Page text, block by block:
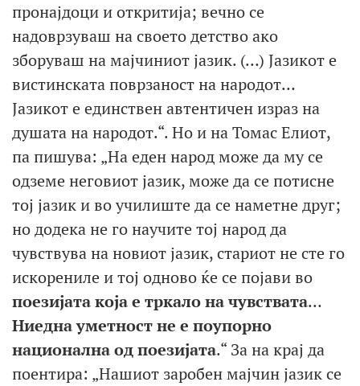
пронајдоци и откритија; вечно се
надоврзуваш на своето детство ако
зборуваш на мајчиниот јазик. (…) Јазикот е
вистинската поврзаност на народот…
Јазикот е единствен автентичен израз на
душата на народот.“. Но и на Томас Елиот,
па пишува: „На еден народ може да му се
одземе неговиот јазик, може да се потисне
тој јазик и во училиште да се наметне друг;
но додека не го научите тој народ да
чувствува на новиот јазик, стариот не сте го
искорениле и тој одново ќе се појави во
поезијата која е тркало на чувствата…
Ниедна уметност не е поупорно
национална од поезијата.“ За на крај да
поентира: „Нашиот заробен мајчин јазик се